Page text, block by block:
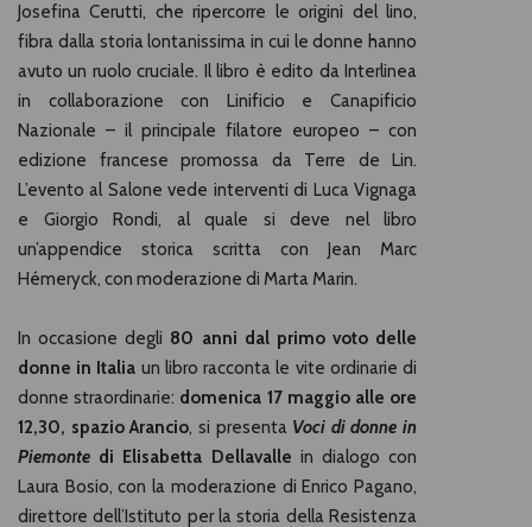
Josefina Cerutti, che ripercorre le origini del lino,
fibra dalla storia lontanissima in cui le donne hanno
avuto un ruolo cruciale. Il libro è edito da Interlinea
in collaborazione con Linificio e Canapificio
Nazionale – il principale filatore europeo – con
edizione francese promossa da Terre de Lin.
L’evento al Salone vede interventi di Luca Vignaga
e Giorgio Rondi, al quale si deve nel libro
un’appendice storica scritta con Jean Marc
Hémeryck, con moderazione di Marta Marin.
In occasione degli 80 anni dal primo voto delle
donne in Italia un libro racconta le vite ordinarie di
donne straordinarie: domenica 17 maggio alle ore
12,30, spazio Arancio, si presenta Voci di donne in
Piemonte di Elisabetta Dellavalle in dialogo con
Laura Bosio, con la moderazione di Enrico Pagano,
direttore dell’Istituto per la storia della Resistenza